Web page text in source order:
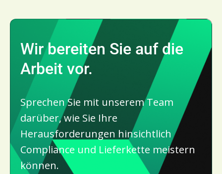
Wir bereiten Sie auf die
Arbeit vor.
Sprechen Sie mit unserem Team
darüber, wie Sie Ihre
Herausforderungen hinsichtlich
Compliance und Lieferkette meistern
können.